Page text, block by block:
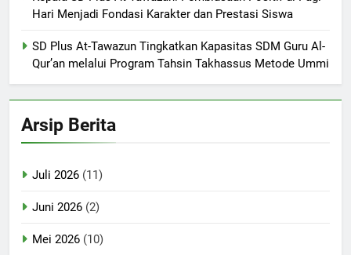
Hari Menjadi Fondasi Karakter dan Prestasi Siswa
SD Plus At-Tawazun Tingkatkan Kapasitas SDM Guru Al-
Qur’an melalui Program Tahsin Takhassus Metode Ummi
Arsip Berita
Juli 2026 (11)
Juni 2026 (2)
Mei 2026 (10)